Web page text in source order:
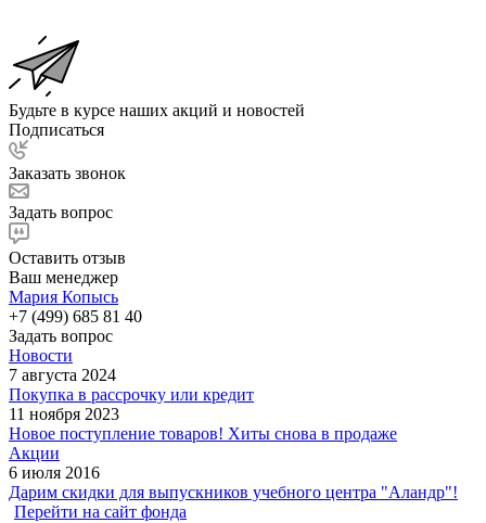
Будьте в курсе наших акций и новостей
Подписаться
Заказать звонок
Задать вопрос
Оставить отзыв
Ваш менеджер
Мария Копысь
+7 (499) 685 81 40
Задать вопрос
Новости
7 августа 2024
Покупка в рассрочку или кредит
11 ноября 2023
Новое поступление товаров! Хиты снова в продаже
Акции
6 июля 2016
Дарим скидки для выпускников учебного центра "Аландр"!
Перейти на сайт фонда